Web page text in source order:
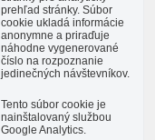
prehľad stránky. Súbor
cookie ukladá informácie
anonymne a priraďuje
náhodne vygenerované
číslo na rozpoznanie
jedinečných návštevníkov.
Tento súbor cookie je
nainštalovaný službou
Google Analytics.